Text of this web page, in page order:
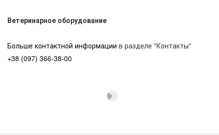
Ветеринарное оборудование
Больше контактной информации в разделе "Контакты"
+38 (097) 366-38-00